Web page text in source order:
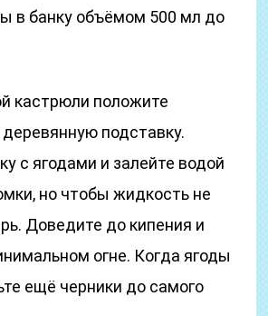
в банку объёмом 500 мл до
кастрюли положите
подставку.
с ягодами и залейте водой
но чтобы жидкость не
Доведите до кипения и
огне. Когда ягоды
ещё черники до самого